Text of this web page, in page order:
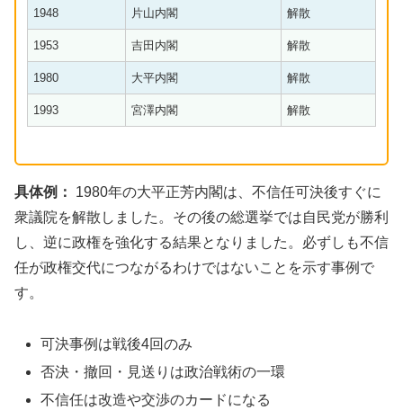
1948 片山内閣 解散
1953 吉田内閣 解散
1980 大平内閣 解散
1993 宮澤内閣 解散
具体例：
1980年の大平正芳内閣は、不信任可決後すぐに
衆議院を解散しました。その後の総選挙では自民党が勝利
し、逆に政権を強化する結果となりました。必ずしも不信
任が政権交代につながるわけではないことを示す事例で
す。
可決事例は戦後4回のみ
否決・撤回・見送りは政治戦術の一環
不信任は改造や交渉のカードになる